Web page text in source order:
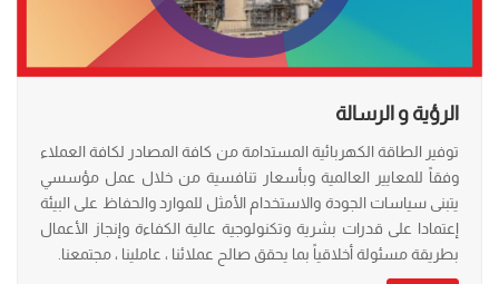
الرؤية و الرسالة
توفير الطاقة الكهربائية المستدامة من كافة المصادر لكافة العملاء
وفقاً للمعايير العالمية وبأسعار تنافسية من خلال عمل مؤسسي
يتبنى سياسات الجودة والاستخدام الأمثل للموارد والحفاظ على البيئة
إعتمادا على قدرات بشرية وتكنولوجية عالية الكفاءة وإنجاز الأعمال
بطريقة مسئولة أخلاقياً بما يحقق صالح عملائنا ، عاملينا ، مجتمعنا.